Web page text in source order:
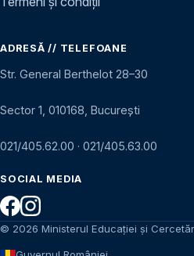
ADRESĂ // TELEFOANE
Str. General Berthelot 28–30
Sector 1, 010168, București
021/405.62.00 · 021/405.63.00
SOCIAL MEDIA
© 2026 Ministerul Educației și